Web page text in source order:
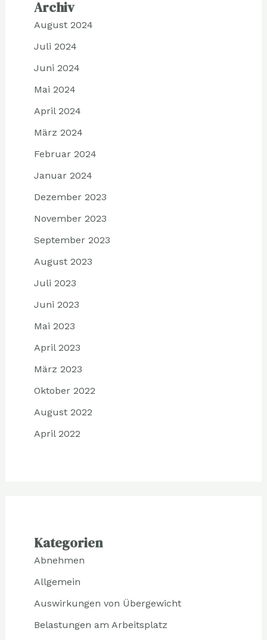
Archiv
August 2024
Juli 2024
Juni 2024
Mai 2024
April 2024
März 2024
Februar 2024
Januar 2024
Dezember 2023
November 2023
September 2023
August 2023
Juli 2023
Juni 2023
Mai 2023
April 2023
März 2023
Oktober 2022
August 2022
April 2022
Kategorien
Abnehmen
Allgemein
Auswirkungen von Übergewicht
Belastungen am Arbeitsplatz